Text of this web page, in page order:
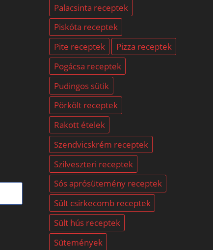
Palacsinta receptek
Piskóta receptek
Pite receptek
Pizza receptek
Pogácsa receptek
Pudingos sütik
Pörkölt receptek
Rakott ételek
Szendvicskrém receptek
Szilveszteri receptek
Sós aprósütemény receptek
Sült csirkecomb receptek
Sült hús receptek
Sütemények